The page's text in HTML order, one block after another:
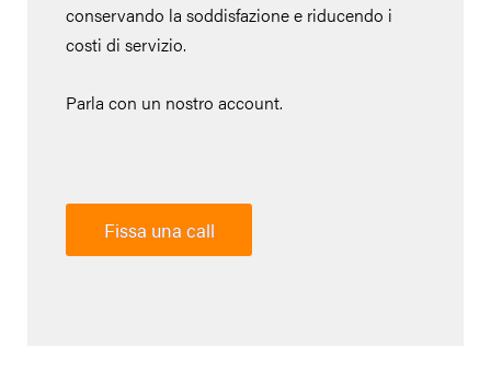
conservando la soddisfazione e riducendo i
costi di servizio.
Parla con un nostro account.
Fissa una call